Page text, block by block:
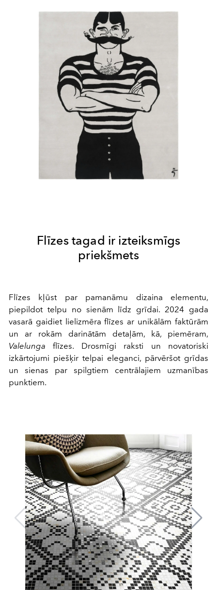
Flīzes tagad ir izteiksmīgs
priekšmets
Flīzes kļūst par pamanāmu dizaina elementu,
piepildot telpu no sienām līdz grīdai. 2024 gada
vasarā gaidiet lielizmēra flīzes ar unikālām faktūrām
un ar rokām darinātām detaļām, kā, piemēram,
Valelunga flīzes. Drosmīgi raksti un novatoriski
izkārtojumi piešķir telpai eleganci, pārvēršot grīdas
un sienas par spilgtiem centrālajiem uzmanības
punktiem.